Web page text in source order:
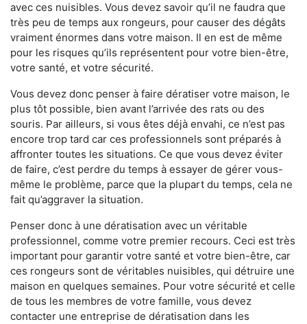
avec ces nuisibles. Vous devez savoir qu’il ne faudra que
très peu de temps aux rongeurs, pour causer des dégâts
vraiment énormes dans votre maison. Il en est de même
pour les risques qu’ils représentent pour votre bien-être,
votre santé, et votre sécurité.
Vous devez donc penser à faire dératiser votre maison, le
plus tôt possible, bien avant l’arrivée des rats ou des
souris. Par ailleurs, si vous êtes déjà envahi, ce n’est pas
encore trop tard car ces professionnels sont préparés à
affronter toutes les situations. Ce que vous devez éviter
de faire, c’est perdre du temps à essayer de gérer vous-
même le problème, parce que la plupart du temps, cela ne
fait qu’aggraver la situation.
Penser donc à une dératisation avec un véritable
professionnel, comme votre premier recours. Ceci est très
important pour garantir votre santé et votre bien-être, car
ces rongeurs sont de véritables nuisibles, qui détruire une
maison en quelques semaines. Pour votre sécurité et celle
de tous les membres de votre famille, vous devez
contacter une entreprise de dératisation dans les